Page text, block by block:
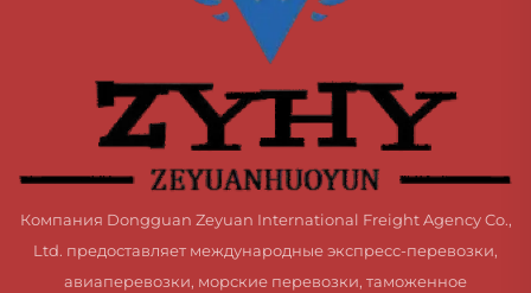
Компания Dongguan Zeyuan International Freight Agency Co.,
Ltd. предоставляет международные экспресс-перевозки,
авиаперевозки, морские перевозки, таможенное